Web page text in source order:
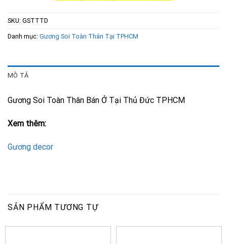
SKU: GSTTTD
Danh mục: Gương Soi Toàn Thân Tại TPHCM
MÔ TẢ
Gương Soi Toàn Thân Bán Ở Tại Thủ Đức TPHCM
Xem thêm:
Gương decor
SẢN PHẨM TƯƠNG TỰ